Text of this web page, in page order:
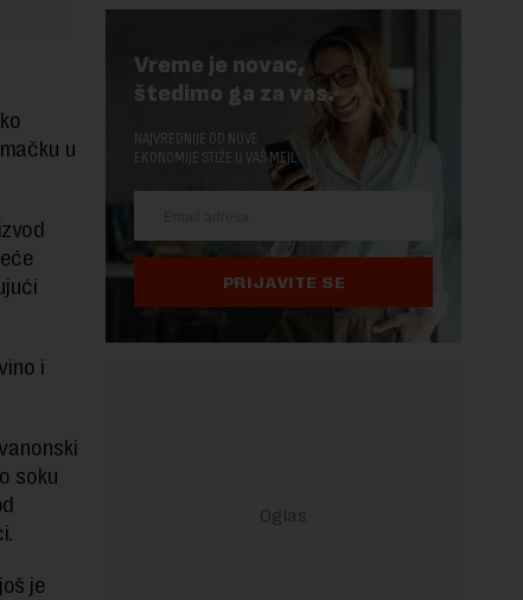
u
i
soku
je
Vreme je novac,
štedimo ga za vas.
NAJVREDNIJE OD NOVE
EKONOMIJE STIŽE U VAŠ MEJL.
PRIJAVITE SE